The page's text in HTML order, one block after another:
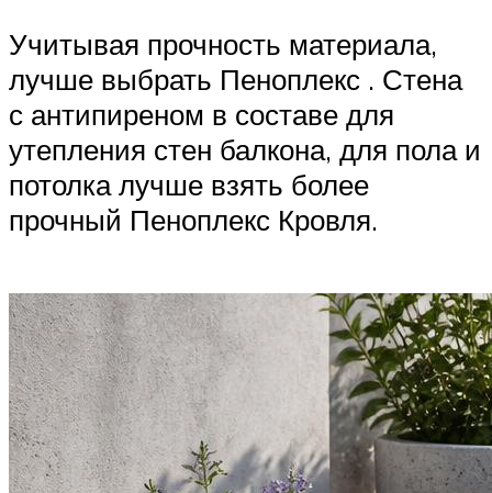
Учитывая прочность материала,
лучше выбрать Пеноплекс . Стена
с антипиреном в составе для
утепления стен балкона, для пола и
потолка лучше взять более
прочный Пеноплекс Кровля.